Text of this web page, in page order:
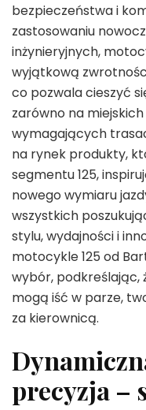
bezpieczeństwa i
zastosowaniu
inżynieryjnych,
wyjątkową
co pozwala cieszyć
zarówno na
wymagających
na rynek produkty,
segmentu 125,
nowego wymiaru
wszystkich
stylu, wydajności i
motocykle 125 od
wybór, podkreślając,
mogą iść w parze,
za kierownicą.
precyzja –